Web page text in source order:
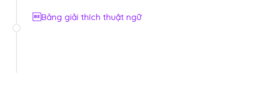
Bảng giải thích thuật ngữ